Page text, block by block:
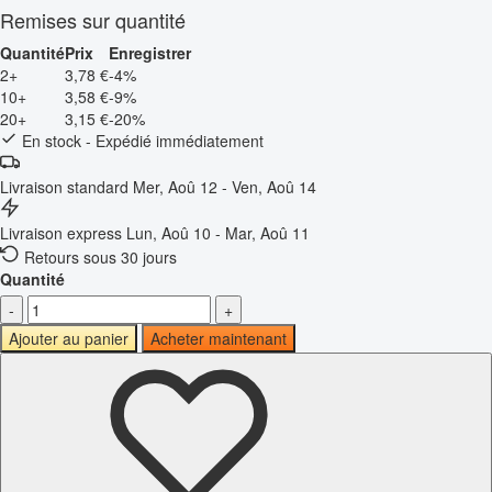
Remises sur quantité
QuantitéPrix
Enregistrer
2+
3,78 €-4%
10+
3,58 €-9%
20+
3,15 €-20%
En stock - Expédié immédiatement
Livraison standard Mer, Aoû 12 - Ven, Aoû 14
Livraison express Lun, Aoû 10 - Mar, Aoû 11
Retours sous 30 jours
Quantité
-
+
Ajouter au panier
Acheter maintenant